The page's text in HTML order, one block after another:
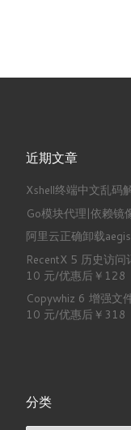
近期文章
Xshell终端中文乱码
Go模块代理|依赖镜
阿里云正确卸载aegis
RecentX 5 历史访
10 元/优惠后￥128
Copywhiz 6 增强文
10 元/优惠后￥318
分类